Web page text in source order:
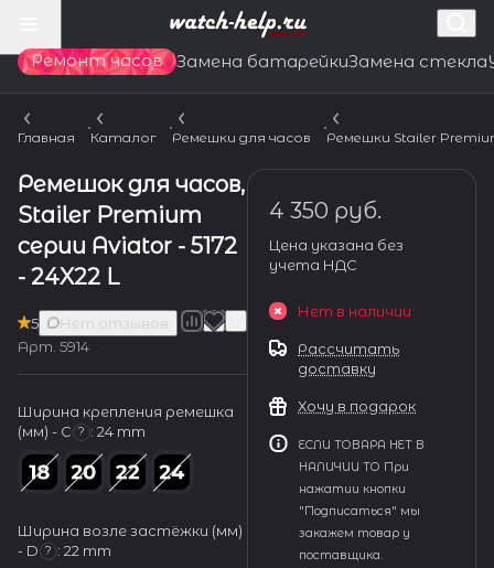
Ремонт часов Замена батарейкиЗамена стекла
Главная Каталог Ремешки для часов Ремешки Stailer
Ремешок для часов,
Stailer Premium
серии Aviator - 5172
- 24X22 L
5
Нет отзывов
Арт. 5914
Ширина крепления ремешка
(мм) - С ? : 24 mm
Ширина возле застёжки (мм)
- D ? : 22 mm
4 350 руб.
Цена указана без
учета НДС
Нет в наличии
Рассчитать
доставку
Хочу в подарок
ЕСЛИ ТОВАРА НЕТ В
НАЛИЧИИ ТО При
нажатии кнопки
"Подписаться" мы
закажем товар у
поставщика.